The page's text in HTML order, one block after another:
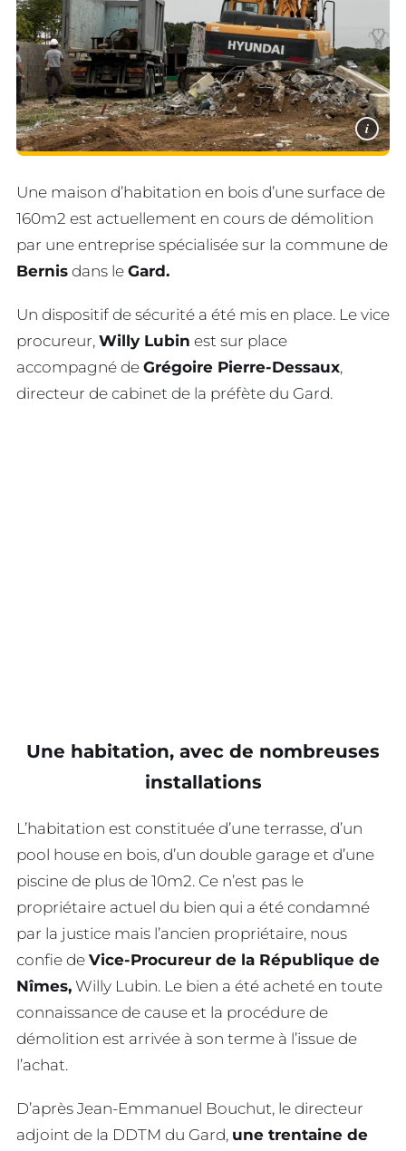
i
Une maison d’habitation en bois d’une surface de
160m2 est actuellement en cours de démolition
par une entreprise spécialisée sur la commune de
Bernis dans le Gard.
Un dispositif de sécurité a été mis en place. Le vice
procureur, Willy Lubin est sur place
accompagné de Grégoire Pierre-Dessaux,
directeur de cabinet de la préfète du Gard.
Une habitation, avec de nombreuses
installations
L’habitation est constituée d’une terrasse, d’un
pool house en bois, d’un double garage et d’une
piscine de plus de 10m2. Ce n’est pas le
propriétaire actuel du bien qui a été condamné
par la justice mais l’ancien propriétaire, nous
confie de Vice-Procureur de la République de
Nîmes, Willy Lubin. Le bien a été acheté en toute
connaissance de cause et la procédure de
démolition est arrivée à son terme à l’issue de
l’achat.
D’après Jean-Emmanuel Bouchut, le directeur
adjoint de la DDTM du Gard, une trentaine de